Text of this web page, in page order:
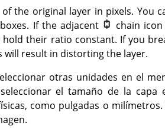
the original layer in pixels. You
If the adjacent
chain icon
their ratio constant. If you
will result in distorting the layer.
otras unidades en el
el tamaño de la capa
como pulgadas o milímetros.